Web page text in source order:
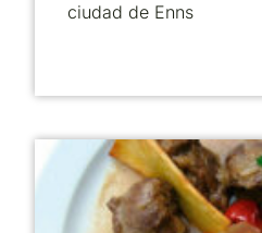
ciudad de Enns